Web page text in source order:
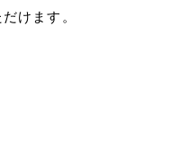
けます。